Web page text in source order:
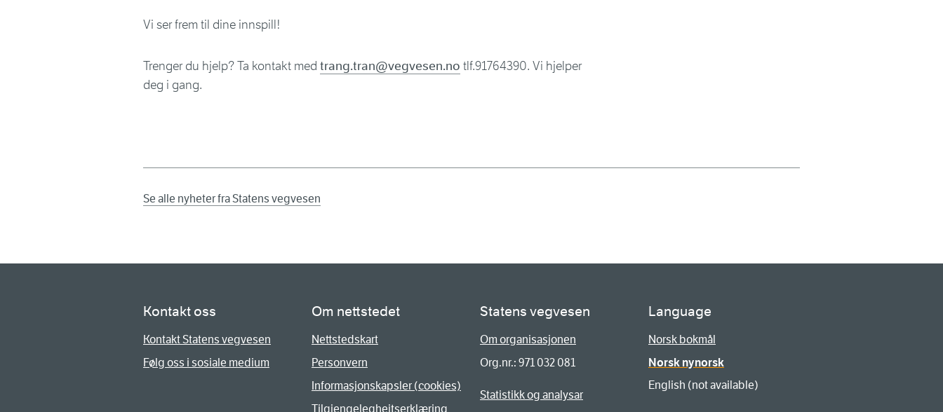
Vi ser frem til dine innspill!
Trenger du hjelp? Ta kontakt med trang.tran@vegvesen.no tlf.91764390. Vi hjelper
deg i gang.
Se alle nyheter fra Statens vegvesen
Kontakt oss
Kontakt Statens vegvesen
Følg oss i sosiale medium
Om nettstedet
Nettstedskart
Personvern
Informasjonskapsler (cookies)
Tilgjengelegheitserklæring
Statens vegvesen
Om organisasjonen
Org.nr.: 971 032 081
Statistikk og analysar
Language
Norsk bokmål
Norsk nynorsk
English (not available)